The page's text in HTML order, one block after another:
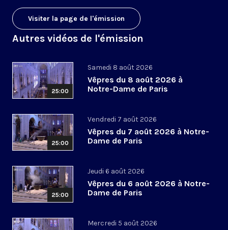
Visiter la page de l'émission
Autres vidéos de l'émission
25:00
Samedi 8 août 2026
Vêpres du 8 août 2026 à
Notre-Dame de Paris
25:00
Vendredi 7 août 2026
Vêpres du 7 août 2026 à Notre-
Dame de Paris
25:00
Jeudi 6 août 2026
Vêpres du 6 août 2026 à Notre-
Dame de Paris
Mercredi 5 août 2026